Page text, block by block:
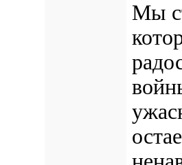
Мы